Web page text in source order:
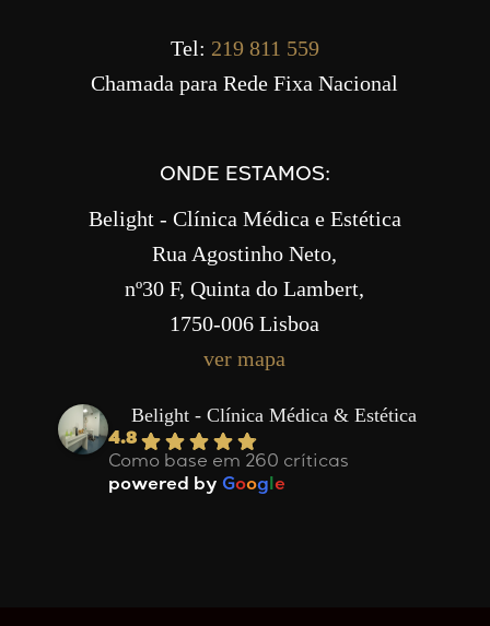
Tel: 219 811 559
Chamada para Rede Fixa Nacional
ONDE ESTAMOS:
Belight - Clínica Médica e Estética
Rua Agostinho Neto,
nº30 F, Quinta do Lambert,
1750-006 Lisboa
ver mapa
Belight - Clínica Médica & Estética
4.8
Como base em 260 críticas
powered by Google